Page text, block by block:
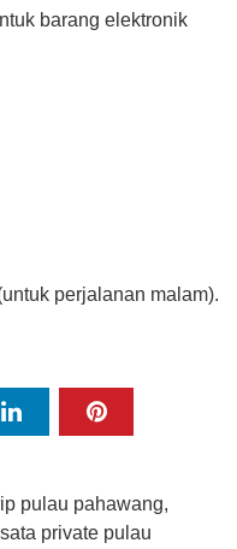
barang elektronik
perjalanan malam).
pulau pahawang,
private pulau